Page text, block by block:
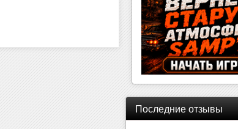
Последние отзывы